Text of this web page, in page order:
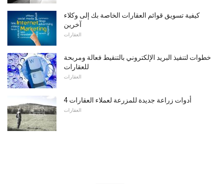
كيفية تسويق قوائم العقارات الخاصة بك إلى وكلاء
آخرين
العقارات
خطوات لتنفيذ البريد الإلكتروني بالتنقيط فعالة ومربحة
للعقارات
العقارات
4 أدوات زراعة جديدة للمزرعة لعملاء العقارات
العقارات